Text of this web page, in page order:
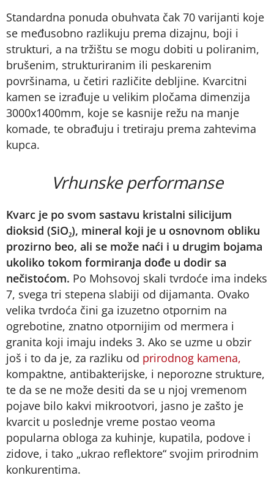
Standardna ponuda obuhvata čak 70 varijanti koje
se međusobno razlikuju prema dizajnu, boji i
strukturi, a na tržištu se mogu dobiti u poliranim,
brušenim, strukturiranim ili peskarenim
površinama, u četiri različite debljine. Kvarcitni
kamen se izrađuje u velikim pločama dimenzija
3000x1400mm, koje se kasnije režu na manje
komade, te obrađuju i tretiraju prema zahtevima
kupca.
Vrhunske performanse
Kvarc je po svom sastavu kristalni silicijum
dioksid (SiO₂), mineral koji je u osnovnom obliku
prozirno beo, ali se može naći i u drugim bojama
ukoliko tokom formiranja dođe u dodir sa
nečistoćom. Po Mohsovoj skali tvrdoće ima indeks
7, svega tri stepena slabiji od dijamanta. Ovako
velika tvrdoća čini ga izuzetno otpornim na
ogrebotine, znatno otpornijim od mermera i
granita koji imaju indeks 3. Ako se uzme u obzir
još i to da je, za razliku od prirodnog kamena,
kompaktne, antibakterijske, i neporozne strukture,
te da se ne može desiti da se u njoj vremenom
pojave bilo kakvi mikrootvori, jasno je zašto je
kvarcit u poslednje vreme postao veoma
popularna obloga za kuhinje, kupatila, podove i
zidove, i tako „ukrao reflektore“ svojim prirodnim
konkurentima.